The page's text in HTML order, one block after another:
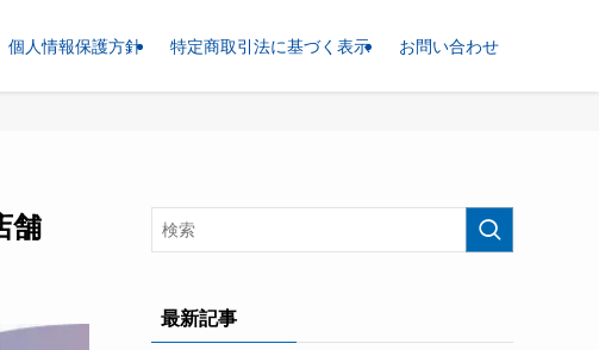
個人情報保護方針 特定商取引法に基づく表示 お問い合わせ
舗
最新記事